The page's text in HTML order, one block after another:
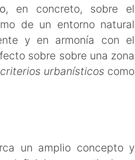
, en concreto, sobre el
de un entorno natural
y en armonía con el
sobre sobre una zona
criterios urbanísticos como
un amplio concepto y